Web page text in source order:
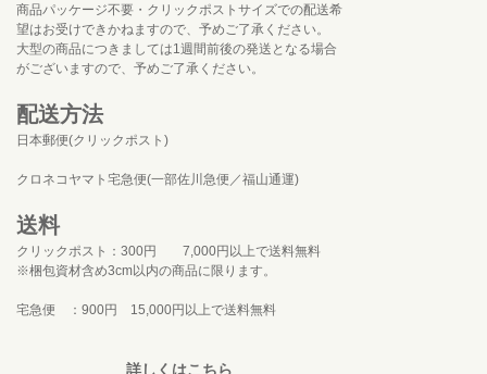
商品パッケージ不要・クリックポストサイズでの配送希
望はお受けできかねますので、予めご了承ください。
大型の商品につきましては1週間前後の発送となる場合
がございますので、予めご了承ください。
配送方法
日本郵便(クリックポスト)
クロネコヤマト宅急便(一部佐川急便／福山通運)
送料
クリックポスト：300円 7,000円以上で送料無料
※梱包資材含め3cm以内の商品に限ります。
宅急便 ：900円 15,000円以上で送料無料
詳しくはこちら